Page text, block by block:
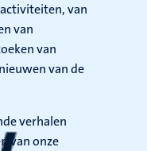
van
van
van
van de
verhalen
van onze